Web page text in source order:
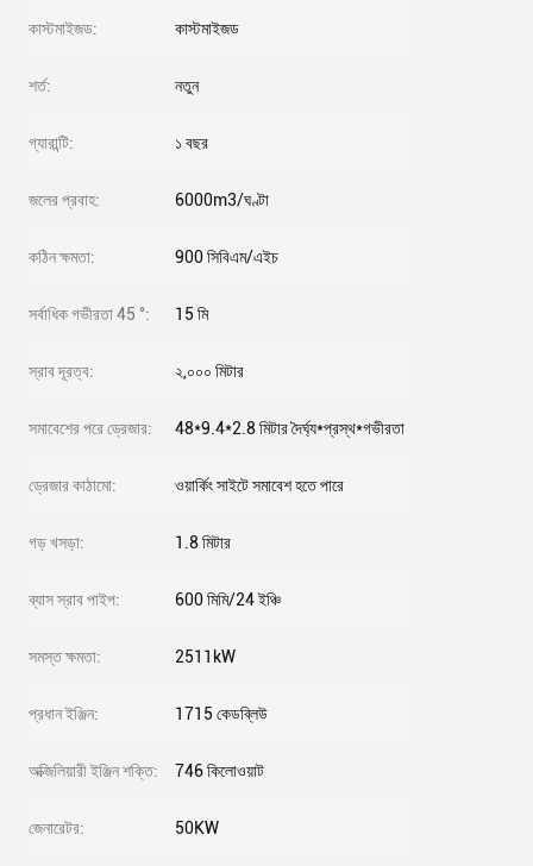
কাস্টমাইজড: কাস্টমাইজড
শর্ত: নতুন
গ্যারান্টি: ১ বছর
জলের প্রবাহ: 6000m3/ঘণ্টা
কঠিন ক্ষমতা: 900 সিবিএম/এইচ
সর্বাধিক গভীরতা 45 °: 15 মি
স্রাব দূরত্ব: ২,০০০ মিটার
সমাবেশের পরে ড্রেজার: 48*9.4*2.8 মিটার দৈর্ঘ্য*প্রস্থ*গভীরতা
ড্রেজার কাঠামো: ওয়ার্কিং সাইটে সমাবেশ হতে পারে
গড় খসড়া: 1.8 মিটার
ব্যাস স্রাব পাইপ: 600 মিমি/24 ইঞ্চি
সমস্ত ক্ষমতা: 2511kW
প্রধান ইঞ্জিন: 1715 কেডব্লিউ
অক্জিলিয়ারী ইঞ্জিন শক্তি: 746 কিলোওয়াট
জেনারেটর: 50KW